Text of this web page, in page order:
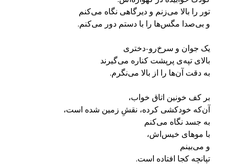
و بی‌صدا مگس‌ها را‌ با دستم دور می‌کنم.
به دقت آن‌ها را از بالا می‌نگرم.
تپانچه کجا افتاده است.